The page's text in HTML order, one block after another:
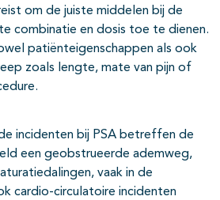
om de juiste middelen bij de
combinatie en dosis toe te dienen.
patiënteigenschappen als ook
zoals lengte, mate van pijn of
incidenten bij PSA betreffen de
een geobstrueerde ademweg,
vaak in de
cardio-circulatoire incidenten